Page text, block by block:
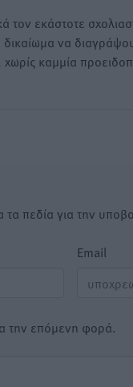
τον εκάστοτε
δικαίωμα να
καμμία
πεδία για την
Email
την επόμενη φορά.